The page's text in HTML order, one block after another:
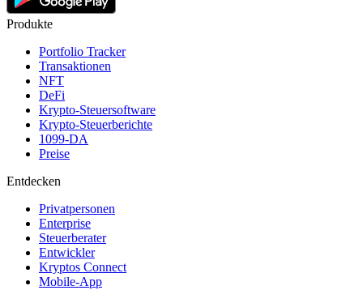
Produkte
Portfolio Tracker
Transaktionen
NFT
DeFi
Krypto-Steuersoftware
Krypto-Steuerberichte
1099-DA
Preise
Entdecken
Privatpersonen
Enterprise
Steuerberater
Entwickler
Kryptos Connect
Mobile-App